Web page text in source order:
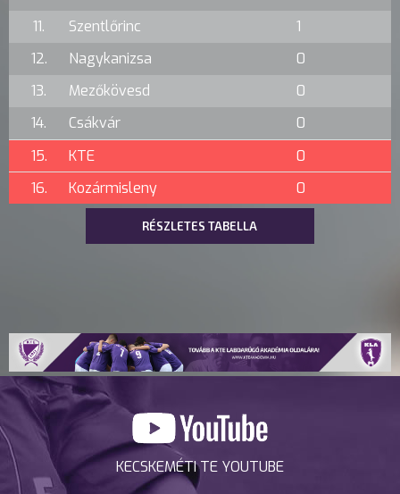
11.
Szentlőrinc
1
12.
Nagykanizsa
0
13.
Mezőkövesd
0
14.
Csákvár
0
15.
KTE
0
16.
Kozármisleny 0
RÉSZLETES TABELLA
KECSKEMÉTI TE YOUTUBE